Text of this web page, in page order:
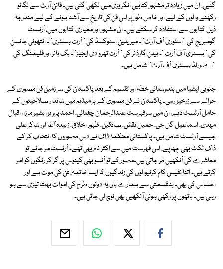
گئیں، ان میں زیادہ تر مشہور کتابیں انگریزی میں لکھی گئی ہیں۔ فائن آرٹ سے لگائو
رکھنے والوں کے لیے اور خاص طور پر اس فن کی تاریخ سے آشنا ہونے کے لیے مندرجہ
ذیل کتابوں سے استفادہ کر سکتے ہیں۔ ان مشہور اور معیاری کتابوں میں، اَرنسٹ
گومبریچ کی ''اسٹوری آف آرٹ''۔ میریلین اسٹوکسڈ کی ''آرٹ ہسٹری''۔ انتھونی جانسن
کی ''ہسٹری آف آرٹ''۔ ہیلن گارڈنر کی ''آرٹ تھرو دی ایجیز''۔ ہگ ہانر اور فلیمنگ کی
''اے ورلڈ ہسٹری آف آرٹ'' شامل ہیں۔
جنوبی ایشیا میں ہندوستانی خطہ اور تقسیم کے بعد پاکستان کی سر زمین فن مصوری کے
حوالے سے زرخیز رہی۔ پاکستان نے فن مصوری کے ہر میڈیم میں شاندار صلاحیتوں کے
حامل آرٹسٹ دیے، ان میں سرفہرست عبدالرحمان چغتائی، احمد پرویز، بشیر مرزا، اقبال
مہدی، اسماعیل گل جی، جمیل نقش، صادقین، ظہور اخلاق، زبیدہ آغا اور شاکر علی
جیسے آرٹسٹ شامل ہیں۔ پاکستانی محکمۂ ڈاک نے دس مصوروں کا انتخاب کر کے
ڈاک ٹکٹ بھی چھاپے، اس فہرست میں سے اکثر نام یہی تھے۔ آرٹسٹ مر جائے تو
معاشرے کی آنکھیں مر جاتی ہیں۔مصور کے تو آنسو بھی کینوس پر گر کر رنگوں کو امر
کرتے ہیں۔ اتنا نفیس کام کرنیوالوں کی زندگیوں کا ایسا خاتمہ، فن کی موت ہے اور
احساس کی بھی۔ بدقسمتی سے ہمارے ہاں یہ دونوں طرح کی اموات بہت تیزی سے ہو
رہی ہیں۔ ہاتھوں پر رکھی ہوئی آنکھیں بھی نوچ لی جاتی ہیں۔